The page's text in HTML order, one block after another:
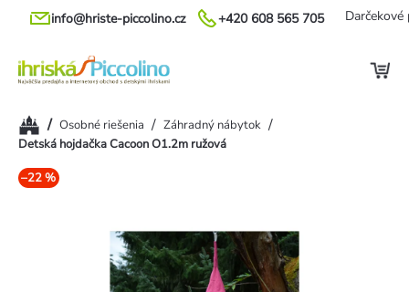
Prejsť
+420 608 565 705
info@hriste-piccolino.cz Darčekové
Domov
/ Osobné riešenia / Záhradný nábytok /
Detská hojdačka Cacoon O1.2m ružová
–22 %